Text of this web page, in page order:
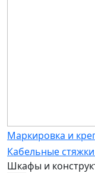
Маркировка и
Кабельные
Шкафы и